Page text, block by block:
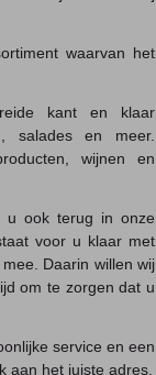
waarvan het
kant en klaar
salades en meer.
wijnen en
u ook terug in onze
voor u klaar met
Daarin willen wij
om te zorgen dat u
service en een
aan het juiste adres.